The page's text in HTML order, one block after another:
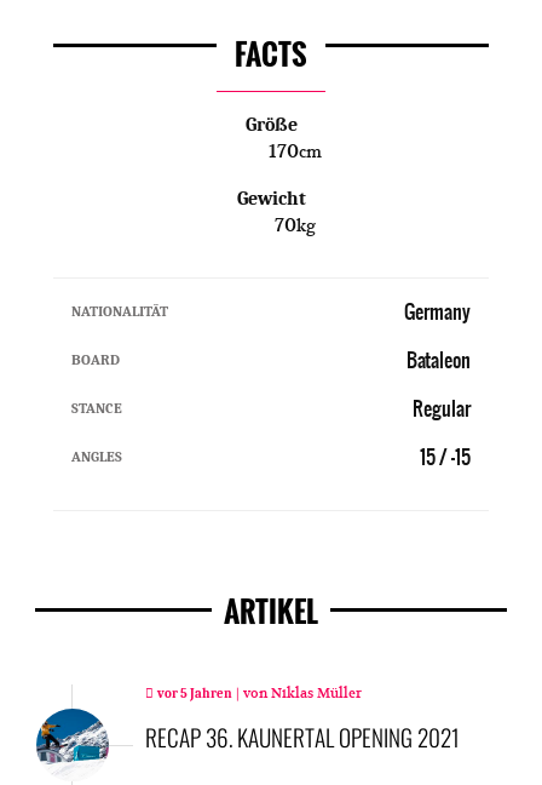
FACTS
Größe
170cm
Gewicht
70kg
NATIONALITÄT Germany
BOARD Bataleon
STANCE Regular
ANGLES 15 / -15
ARTIKEL
vor 5 Jahren | vonNiklas Müller
RECAP 36. KAUNERTAL OPENING 2021